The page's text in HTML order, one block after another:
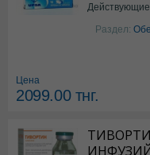
Раздел:
Цена
2099.00тнг.